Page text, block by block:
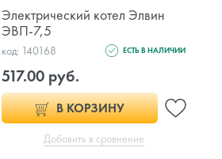
Электрический котел Элвин
ЭВП-7,5
код: 140168 ЕСТЬ В НАЛИЧИИ
517.00 руб.
В КОРЗИНУ
Добавить в сравнение